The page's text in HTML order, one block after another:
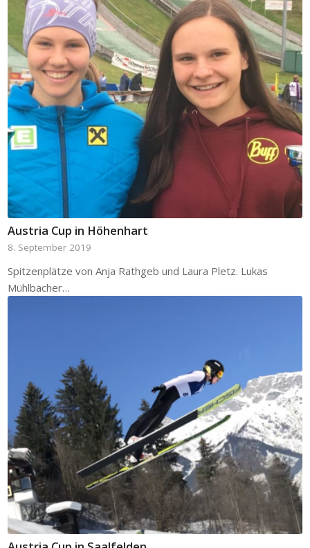
Austria Cup in Höhenhart
8. September 2019
Spitzenplätze von Anja Rathgeb und Laura Pletz. Lukas
Mühlbacher…